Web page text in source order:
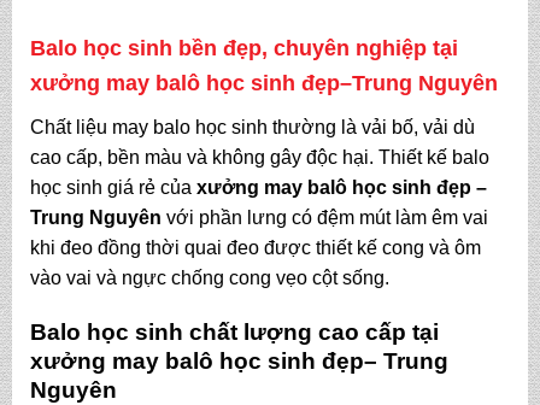
Balo học sinh bền đẹp, chuyên nghiệp tại
xưởng may balô học sinh đẹp–Trung Nguyên
Chất liệu may balo học sinh thường là vải bố, vải dù
cao cấp, bền màu và không gây độc hại. Thiết kế balo
học sinh giá rẻ của xưởng may balô học sinh đẹp –
Trung Nguyên với phần lưng có đệm mút làm êm vai
khi đeo đồng thời quai đeo được thiết kế cong và ôm
vào vai và ngực chống cong vẹo cột sống.
Balo học sinh chất lượng cao cấp tại
xưởng may balô học sinh đẹp– Trung
Nguyên